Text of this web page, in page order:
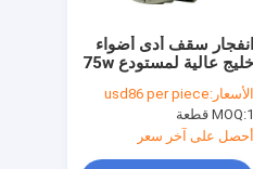
انفجار سقف أدى أضواء
خليج عالية لمستودع 75w
الأسعار:usd86 per piece
MOQ:1 قطعة
أحصل على آخر سعر